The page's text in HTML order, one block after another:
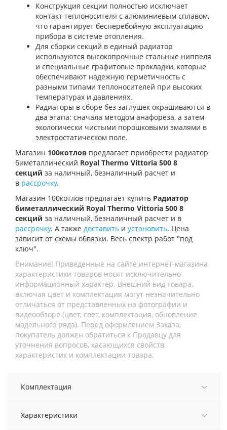
Конструкция секции полностью исключает
контакт теплоносителя с алюминиевым сплавом,
что гарантирует бесперебойную эксплуатацию
прибора в системе отопления.
Для сборки секций в единый радиатор
используются высокопрочные стальные ниппеля
и специальные графитовые прокладки, которые
обеспечивают надежную герметичность с
разными типами теплоносителей при высоких
температурах и давлениях.
Радиаторы в сборе без заглушек окрашиваются в
два этапа: сначала методом анафореза, а затем
экологически чистыми порошковыми эмалями в
электростатическом поле.
Магазин 100котлов предлагает приобрести радиатор
биметаллический Royal Thermo Vittoria 500 8
секций за наличный, безналичный расчет и
в рассрочку.
Магазин 100котлов предлагает купить Радиатор
биметаллический Royal Thermo Vittoria 500 8
секций за наличный, безналичный расчет и в
рассрочку. А также доставить и установить. Цена
зависит от схемы обвязки. Весь спектр работ "под
ключ".
Внимание! Приведенные на сайте интернет-магазина
характеристики товаров носят исключительно
информационный характер. Внешний вид товара,
включая цвет и комплектация могут незначительно
отличаться от представленных на фотографии и
видеообзоре (цвет, свет, комплектация, обновление
модельного ряда). Перед оформлением Заказа,
покупатель должен обратиться к Продавцу для
уточнения вопросов, касающихся свойств,
характеристик и комплектации товара.
Комплектация
Характеристики